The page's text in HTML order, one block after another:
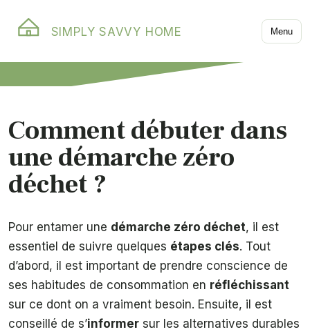
SIMPLY SAVVY HOME Menu
Comment débuter dans
une démarche zéro
déchet ?
Pour entamer une démarche zéro déchet, il est
essentiel de suivre quelques étapes clés. Tout
d’abord, il est important de prendre conscience de
ses habitudes de consommation en réfléchissant
sur ce dont on a vraiment besoin. Ensuite, il est
conseillé de s’informer sur les alternatives durables